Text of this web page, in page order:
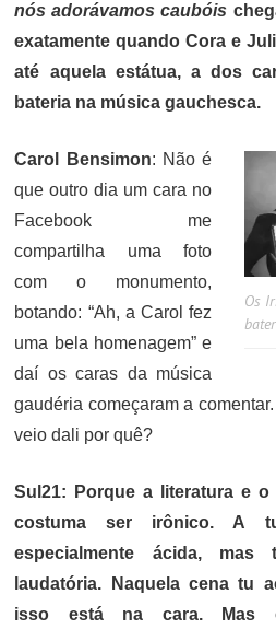
nós adorávamos caubóis
exatamente quando Cora e
até aquela estátua, a dos
bateria na música gauchesca.
Os
Carol Bensimon: Não é
que outro dia um cara no
Facebook me
compartilha uma foto
com o monumento,
botando: “Ah, a Carol fez
uma bela homenagem” e
daí os caras da música
gaudéria começaram a
veio dali por quê?
Sul21: Porque a literatura e
costuma ser irônico. A
especialmente ácida,
laudatória. Naquela cena tu
isso está na cara. Mas